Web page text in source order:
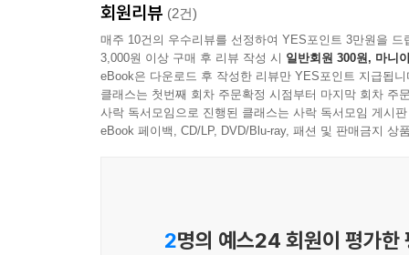
· 중국 왕조 성립에 결정적 역할을 한 단군조선.......
· 단군조선의 망국과 북부여의 탄생......................
· 한민족 9천년사의 잃어버린 고리, 부여사.............
제3부
천상의 문이 다시 열리다
· 제천문화의 근본 주제 : 삼신상제님과 일체된 삶...
회원리뷰 (2건)
매주 10건의 우수리뷰를 선정하여 YES포인트 3만원을 드
3,000원 이상 구매 후 리뷰 작성 시 일반회원 300원, 마니
eBook은 다운로드 후 작성한 리뷰만 YES포인트 지급됩니
클래스는 첫번째 회차 주문확정 시점부터 마지막 회차 주
사락 독서모임으로 진행된 클래스는 사락 독서모임 게시
eBook 페이백, CD/LP, DVD/Blu-ray, 패션 및 판매금지 상
2명의 예스24 회원이 평가한